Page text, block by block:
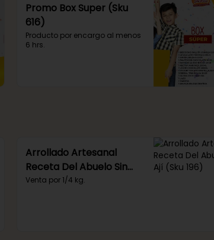
Promo Box Super (Sku
616)
Producto por encargo al menos
6 hrs.
Arrollado Artesanal
Receta Del Abuelo Sin
Ají (Sku 196)
Venta por 1/4 kg.